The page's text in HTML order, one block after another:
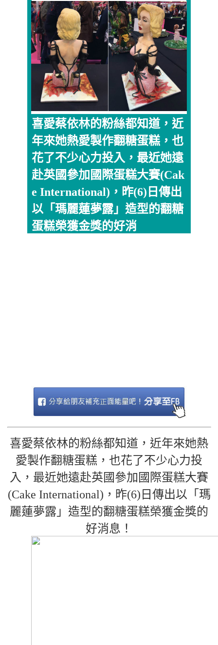
喜愛蔡依林的粉絲都知道，近
年來她熱愛製作翻糖蛋糕，也
花了不少心力投入，最近她遠
赴英國參加國際蛋糕大賽(Cak
e International)，昨(6)日傳出
以「瑪麗蓮夢露」造型的翻糖
蛋糕榮獲金獎的好消
喜愛蔡依林的粉絲都知道，近年來她熱
愛製作翻糖蛋糕，也花了不少心力投
入，最近她遠赴英國參加國際蛋糕大賽
(Cake International)，昨(6)日傳出以「瑪
麗蓮夢露」造型的翻糖蛋糕榮獲金獎的
好消息！